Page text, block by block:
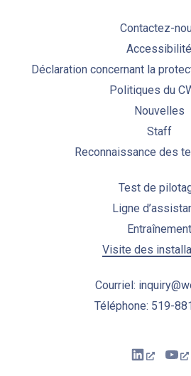
Contactez-
Accessibilité
Déclaration concernant la
Politiques du
Nouvelles
Staff
Reconnaissance des
Test de
Ligne
Entraînement
Visite des
Courriel:
Téléphone: 519-
New